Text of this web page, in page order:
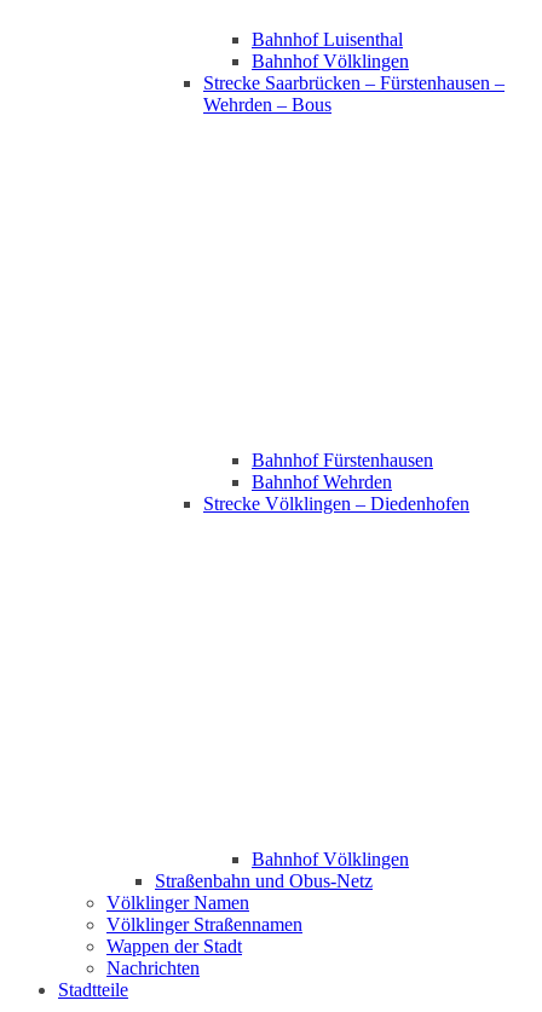
Bahnhof Luisenthal
Bahnhof Völklingen
Strecke Saarbrücken – Fürstenhausen –
Wehrden – Bous
Bahnhof Fürstenhausen
Bahnhof Wehrden
Strecke Völklingen – Diedenhofen
Bahnhof Völklingen
Straßenbahn und Obus-Netz
Völklinger Namen
Völklinger Straßennamen
Wappen der Stadt
Nachrichten
Stadtteile